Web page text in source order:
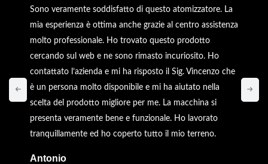
Sono veramente soddisfatto di questo atomizzatore. La
mia esperienza è ottima anche grazie al centro assistenza
molto professionale. Ho trovato questo prodotto
cercando sul web e ne sono rimasto incuriosito. Ho
contattato l’azienda e mi ha risposto il Sig. Vincenzo che
è un persona molto disponibile e mi ha aiutato nella
scelta del prodotto migliore per me. La macchina si
presenta veramente bene e funzionale. Ho lavorato
tranquillamente ed ho coperto tutto il mio terreno.
Antonio